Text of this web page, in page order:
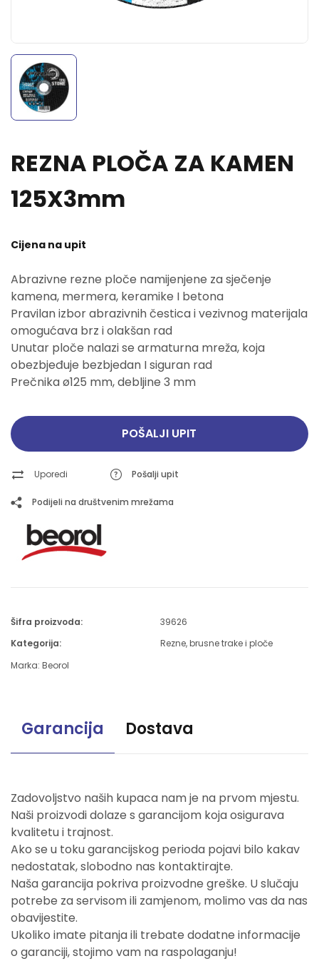
REZNA PLOČA ZA KAMEN
125X3mm
Cijena na upit
Abrazivne rezne ploče namijenjene za sječenje
kamena, mermera, keramike I betona
Pravilan izbor abrazivnih čestica i vezivnog materijala
omogućava brz i olakšan rad
Unutar ploče nalazi se armaturna mreža, koja
obezbjeđuje bezbjedan I siguran rad
Prečnika ø125 mm, debljine 3 mm
POŠALJI UPIT
Uporedi Pošalji upit
Podijeli na društvenim mrežama
Šifra proizvoda:
39626
Kategorija:
Rezne, brusne trake i ploče
Marka: Beorol
Garancija Dostava
Zadovoljstvo naših kupaca nam je na prvom mjestu.
Naši proizvodi dolaze s garancijom koja osigurava
kvalitetu i trajnost.
Ako se u toku garancijskog perioda pojavi bilo kakav
nedostatak, slobodno nas kontaktirajte.
Naša garancija pokriva proizvodne greške. U slučaju
potrebe za servisom ili zamjenom, molimo vas da nas
obavijestite.
Ukoliko imate pitanja ili trebate dodatne informacije
o garanciji, stojimo vam na raspolaganju!